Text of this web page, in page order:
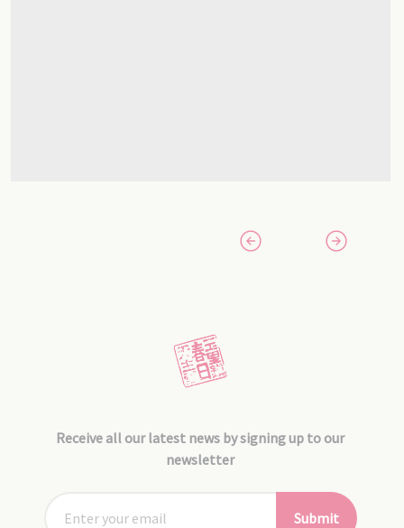
Receive all our latest news by signing up to our
newsletter
Submit